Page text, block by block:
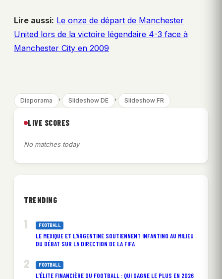
Lire aussi: Le onze de départ de Manchester
United lors de la victoire légendaire 4-3 face à
Manchester City en 2009
Diaporama , Slideshow DE , Slideshow FR
LIVE SCORES
No matches today
TRENDING
FOOTBALL
LE MEXIQUE ET L’ARGENTINE SOUTIENNENT INFANTINO AU MILIEU
DU DÉBAT SUR LA DIRECTION DE LA FIFA
FOOTBALL
L’ÉLITE FINANCIÈRE DU FOOTBALL : QUI GAGNE LE PLUS EN 2026